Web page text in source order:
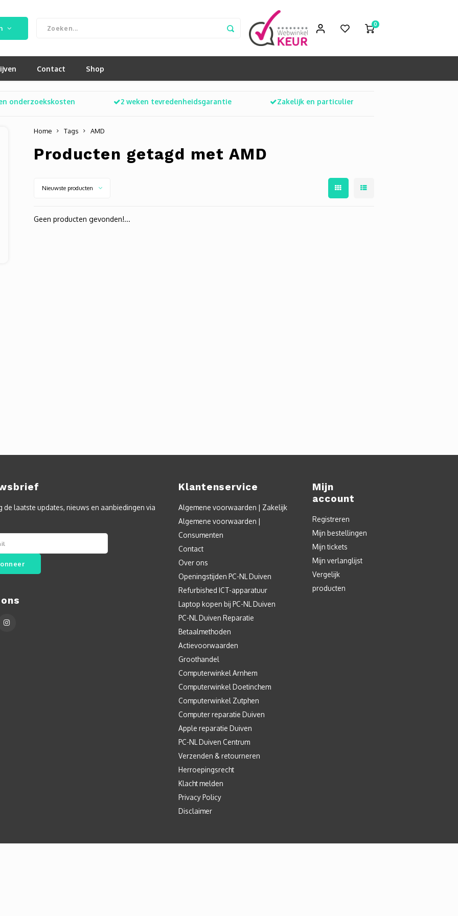
0
Contact Shop
onderzoekskosten 2 weken tevredenheidsgarantie Zakelijk en particulier
Home Tags AMD
Producten getagd met AMD
Nieuwste producten
Geen producten gevonden!...
de laatste updates, nieuws en aanbiedingen via
Klantenservice
Algemene voorwaarden | Zakelijk
Algemene voorwaarden |
Consumenten
Contact
Over ons
Openingstijden PC-NL Duiven
Refurbished ICT-apparatuur
Laptop kopen bij PC-NL Duiven
PC-NL Duiven Reparatie
Betaalmethoden
Actievoorwaarden
Groothandel
Computerwinkel Arnhem
Computerwinkel Doetinchem
Computerwinkel Zutphen
Computer reparatie Duiven
Apple reparatie Duiven
PC-NL Duiven Centrum
Verzenden & retourneren
Herroepingsrecht
Klacht melden
Privacy Policy
Disclaimer
Mijn
account
Registreren
Mijn bestellingen
Mijn tickets
Mijn verlanglijst
Vergelijk
producten